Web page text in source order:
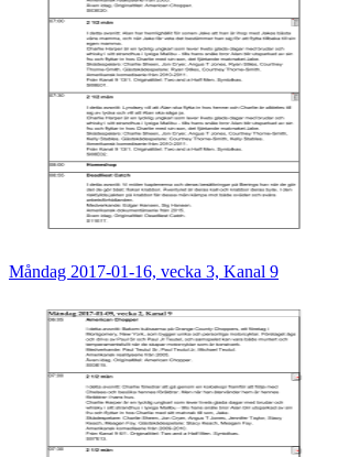
Måndag 2017-01-16, vecka 3, Kanal 9